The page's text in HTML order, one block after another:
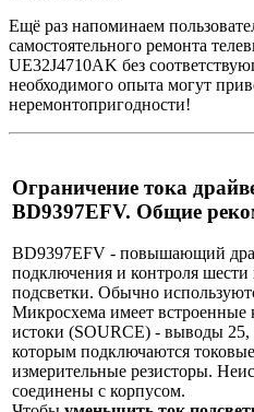
Ещё раз напоминаем
самостоятельного ремонта
UE32J4710AK без
необходимого опыта могут
неремонтопригодности!
Ограничение тока
BD9397EFV. Общие
BD9397EFV - повышающий
подключения и контроля шести
подсветки. Обычно
Микросхема имеет
истоки (SOURCE) - выводы 25,
которым подключаются
измерительные резисторы.
соединены с корпусом.